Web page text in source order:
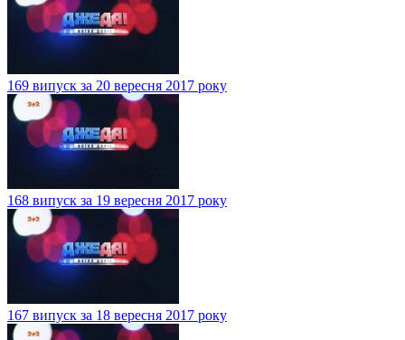
169 випуск за 20 вересня 2017 року
168 випуск за 19 вересня 2017 року
167 випуск за 18 вересня 2017 року